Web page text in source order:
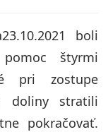
boli
štyrmi
pri zostupe
doliny stratili
pokračovať.